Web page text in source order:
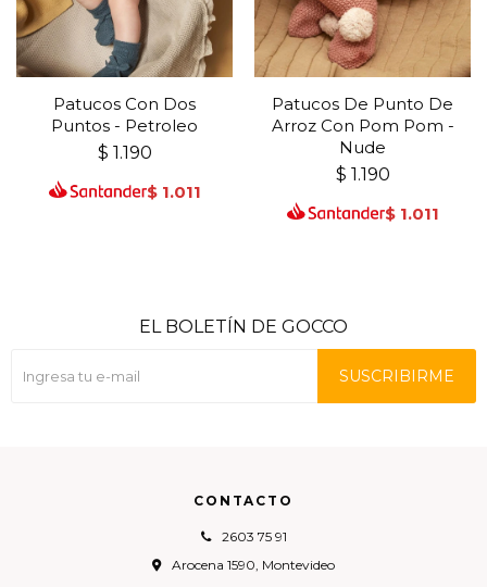
Patucos Con Dos
Puntos - Petroleo
$ 1.190
$ 1.011
Patucos De Punto De
Arroz Con Pom Pom -
Nude
$ 1.190
$ 1.011
CONTACTO
2603 75 91
Arocena 1590, Montevideo
EL BOLETÍN DE GOCCO
SUSCRIBIRME